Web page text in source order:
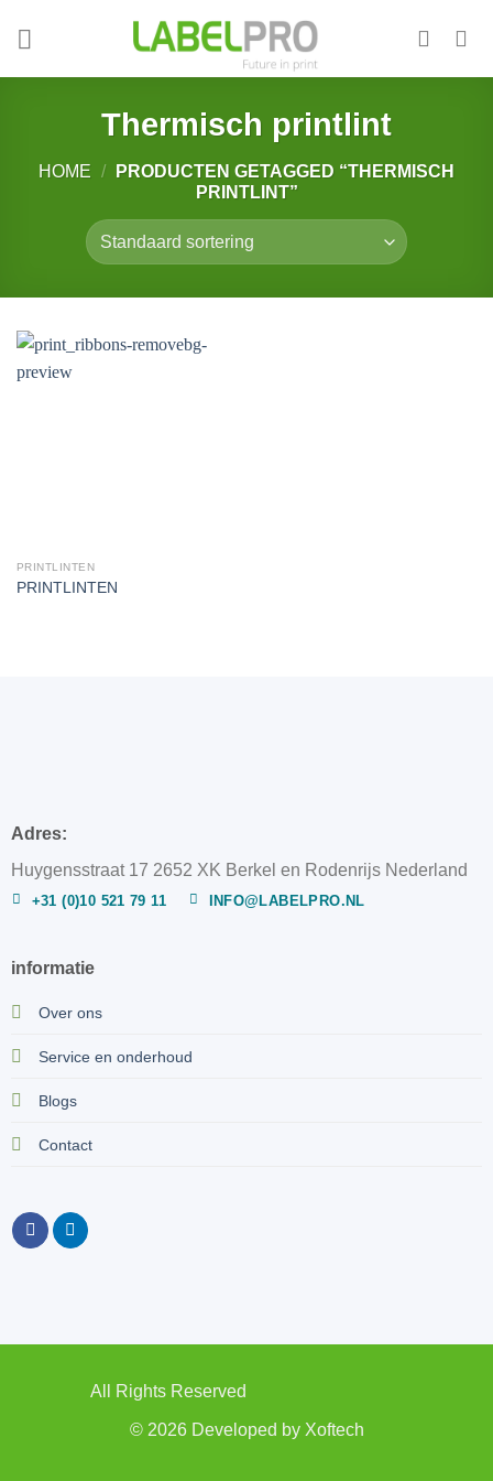
Thermisch printlint
HOME /
PRODUCTEN GETAGGED “THERMISCH
PRINTLINT”
PRINTLINTEN
PRINTLINTEN
Adres:
Huygensstraat 17 2652 XK Berkel en Rodenrijs Nederland
+31 (0)10 521 79 11 INFO@LABELPRO.NL
informatie
Over ons
Service en onderhoud
Blogs
Contact
© 2026 Developed by Xoftech
All Rights Reserved